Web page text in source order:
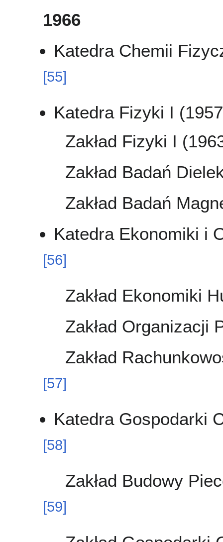
1966
Katedra Chemii
[55]
Katedra Fizyki I
Zakład Fizyki I
Zakład Badań
Zakład Badań
Katedra Ekonomiki i
[56]
Zakład Ekonomiki
Zakład Organizacji
Zakład
[57]
Katedra Gospodarki
[58]
Zakład Budowy
[59]